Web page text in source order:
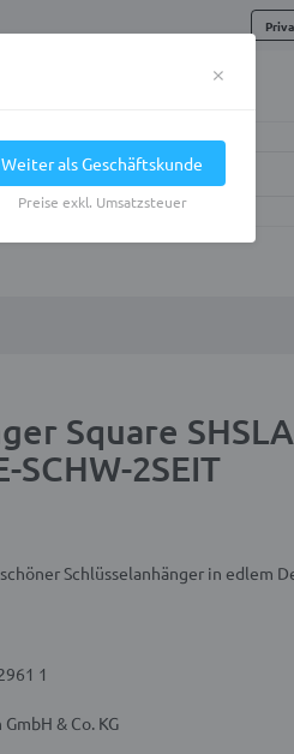
Square
SCHW-2SEIT
Schlüsselanhänger in edlem
1
& Co. KG
×
Weiter als Geschäftskunde
Preise exkl. Umsatzsteuer